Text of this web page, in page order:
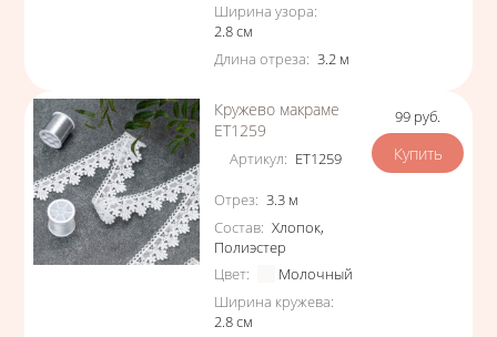
Ширина узора:
2.8см
Длина отреза: 3.2 м
Кружево макраме
ЕТ1259
Артикул: ЕТ1259
Характеристики
Отрез: 3.3 м
Состав: Хлопок,
Полиэстер
Цвет:
Молочный
Ширина кружева:
2.8см
Цена
99 руб.